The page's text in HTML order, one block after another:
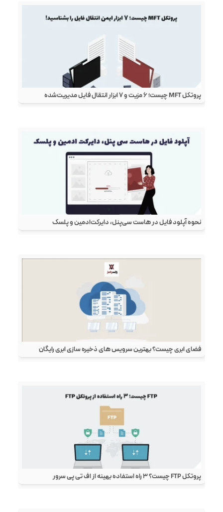
پروتکل MFT چیست؛ ۶ مزیت و ۷ ابزار انتقال فایل مدیریت‌شده
نحوه آپلود فایل در هاست سی‌پنل، دایرکت‌ادمین و پلسک
فضای ابری چیست؟ بهترین سرویس های ذخیره سازی ابری رایگان
پروتکل FTP چیست؟ ۳ راه استفاده بهینه از اف تی پی سرور